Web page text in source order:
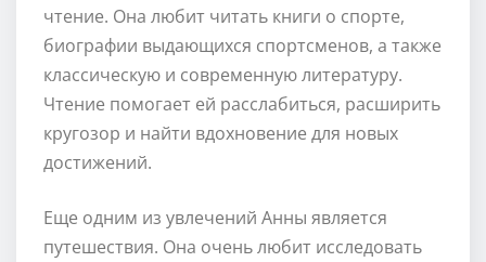
чтение. Она любит читать книги о спорте,
биографии выдающихся спортсменов, а также
классическую и современную литературу.
Чтение помогает ей расслабиться, расширить
кругозор и найти вдохновение для новых
достижений.
Еще одним из увлечений Анны является
путешествия. Она очень любит исследовать